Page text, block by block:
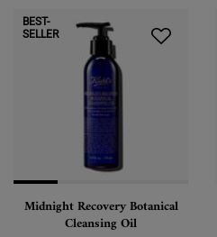
BEST-
SELLER
Midnight Recovery Botanical
Cleansing Oil